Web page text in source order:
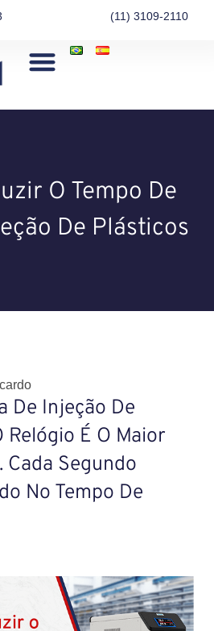
(11) 3109-2110
O Tempo De
De Plásticos
De Injeção De
Relógio É O Maior
Segundo
No Tempo De